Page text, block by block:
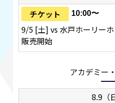
チケット
10:00〜
9/5 [土] vs 水戸ホーリー
販売開始
アカデミー
8.9（